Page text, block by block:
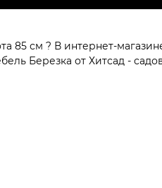
см ? В интернет-
Березка от Хитсад -